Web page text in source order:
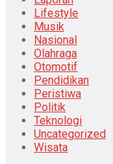
Lifestyle
Musik
Nasional
Olahraga
Otomotif
Pendidikan
Peristiwa
Politik
Teknologi
Uncategorized
Wisata